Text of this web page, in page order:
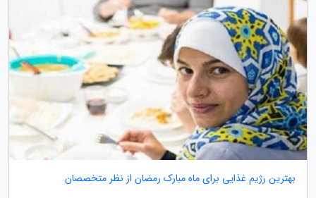
بهترین رژیم غذایی برای ماه مبارک رمضان از نظر متخصصان